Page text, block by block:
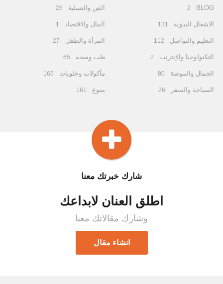
BLOG
2
الاشغال اليدوية 131
التعليم والتواصل 112
التكنولوجيا والإنترنت 2
الجمال والموضة 80
السياحة والسفر 26
الفن والتسلية 26
المال والاقتصاد 1
المرأة والطفل 27
طب وصحة 65
مأكولات وحلويات 165
منوع 161
شارك خبرتك معنا
اطلق العنان لابداعك
وشارك مقالاتك معنا
انشاء مقال